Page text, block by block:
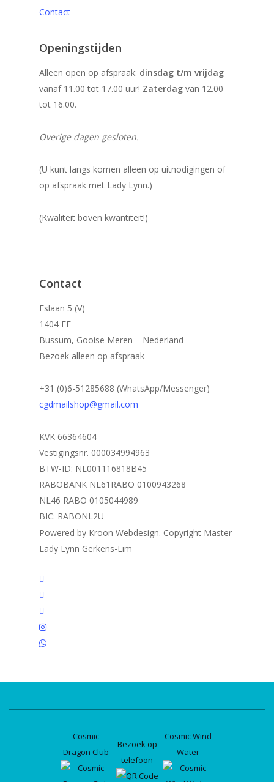
Contact
Openingstijden
Alleen open op afspraak: dinsdag t/m vrijdag
vanaf 11.00 tot 17.00 uur! Zaterdag van 12.00
tot 16.00.
Overige dagen gesloten.
(U kunt langs komen alleen op uitnodigingen of
op afspraak met Lady Lynn.)
(Kwaliteit boven kwantiteit!)
Contact
Eslaan 5 (V)
1404 EE
Bussum, Gooise Meren – Nederland
Bezoek alleen op afspraak
+31 (0)6-51285688 (WhatsApp/Messenger)
cgdmailshop@gmail.com
KVK 66364604
Vestigingsnr. 000034994963
BTW-ID: NL001116818B45
RABOBANK NL61RABO 0100943268
NL46 RABO 0105044989
BIC: RABONL2U
Powered by Kroon Webdesign. Copyright Master
Lady Lynn Gerkens-Lim
twitter
facebook
linkedin
instagram
whatsapp
Cosmic
Dragon Club
Bezoek op
telefoon
Cosmic Wind
Water